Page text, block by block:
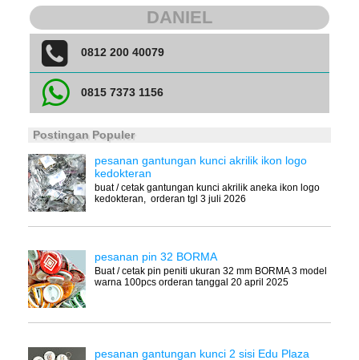
DANIEL
0812 200 40079
0815 7373 1156
Postingan Populer
pesanan gantungan kunci akrilik ikon logo
kedokteran
buat / cetak gantungan kunci akrilik aneka ikon logo
kedokteran, orderan tgl 3 juli 2026
pesanan pin 32 BORMA
Buat / cetak pin peniti ukuran 32 mm BORMA 3 model
warna 100pcs orderan tanggal 20 april 2025
pesanan gantungan kunci 2 sisi Edu Plaza